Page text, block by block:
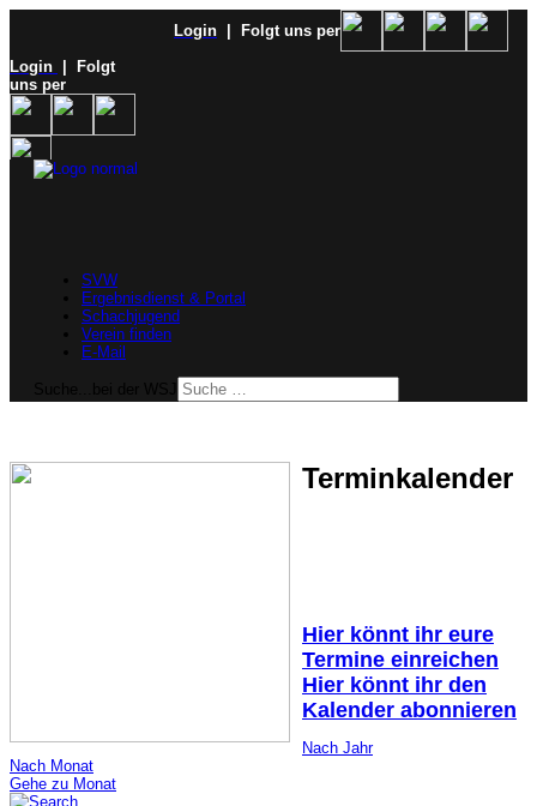
Login
| Folgt uns per
Login
| Folgt
uns per
SVW
Ergebnisdienst & Portal
Schachjugend
Verein finden
E-Mail
Terminkalender
Hier könnt ihr eure
Termine einreichen
Hier könnt ihr den
Kalender abonnieren
Nach Jahr
Nach Monat
Gehe zu Monat